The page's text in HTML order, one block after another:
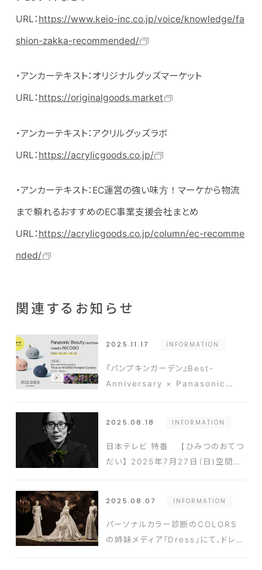
URL： https://www.keio-inc.co.jp/voice/knowledge/fa
shion-zakka-recommended/
・アンカーテキスト：オリジナルグッズマーケット
URL： https://originalgoods.market
・アンカーテキスト：アクリルグッズラボ
URL： https://acrylicgoods.co.jp/
・アンカーテキスト：EC運営の強い味方！マーケから物流
まで頼れるおすすめのEC事業支援会社まとめ
URL： https://acrylicgoods.co.jp/column/ec-recomme
nded/
関連するお知らせ
2025.11.17 INFORMATION
『パンプキンガーデン』Best-
Anniversary × Panasonic
2025.08.18 INFORMATION
日本テレビ 特番 【ひみつのおてつ
だい】 2025年7月27日（日)空間コ
2025.08.07
INFORMATION
パーソナルカラー診断のCOLORS
の姉妹メディア「Dress」にて、ドレス